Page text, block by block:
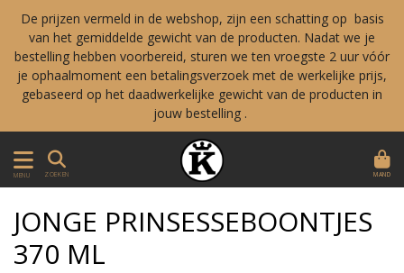
De prijzen vermeld in de webshop, zijn een schatting op basis
van het gemiddelde gewicht van de producten. Nadat we je
bestelling hebben voorbereid, sturen we ten vroegste 2 uur vóór
je ophaalmoment een betalingsverzoek met de werkelijke prijs,
gebaseerd op het daadwerkelijke gewicht van de producten in
jouw bestelling .
MENU ZOEKEN MAND
JONGE PRINSESSEBOONTJES
370 ML